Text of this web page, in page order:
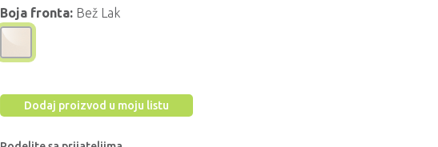
Boja fronta: Bež Lak
Dodaj proizvod u moju listu